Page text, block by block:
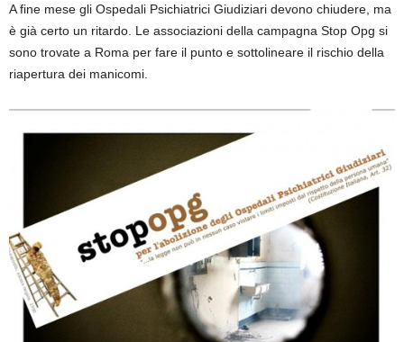
A fine mese gli Ospedali Psichiatrici Giudiziari devono chiudere, ma
è già certo un ritardo. Le associazioni della campagna Stop Opg si
sono trovate a Roma per fare il punto e sottolineare il rischio della
riapertura dei manicomi.